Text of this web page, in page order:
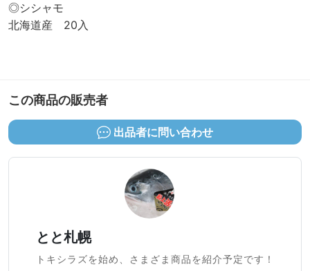
◎シシャモ
北海道産 20入
この商品の販売者
出品者に問い合わせ
とと札幌
トキシラズを始め、さまざま商品を紹介予定です！